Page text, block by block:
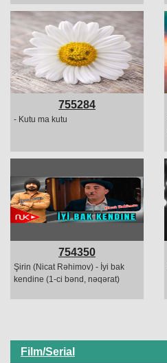
755284
- Kutu ma kutu
754350
Şirin (Nicat Rəhimov) - İyi bak
kendine (1-ci bənd, nəqərat)
Film/Serial